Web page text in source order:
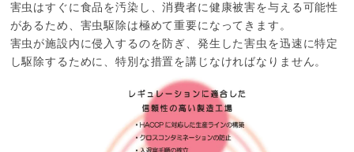
害虫はすぐに食品を汚染し、消費者に健康被害を与える可能性
があるため、害虫駆除は極めて重要になってきます。
害虫が施設内に侵入するのを防ぎ、発生した害虫を迅速に特定
し駆除するために、特別な措置を講じなければなりません。